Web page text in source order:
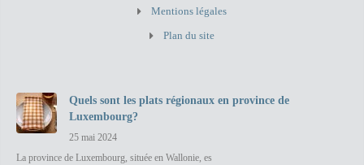
Mentions légales
Plan du site
Quels sont les plats régionaux en province de
Luxembourg?
25 mai 2024
La province de Luxembourg, située en Wallonie, es